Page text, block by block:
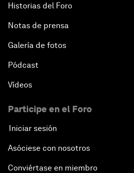
Historias del Foro
Notas de prensa
Galería de fotos
Pódcast
Vídeos
Participe en el Foro
Iniciar sesión
Asóciese con nosotros
Conviértase en miembro